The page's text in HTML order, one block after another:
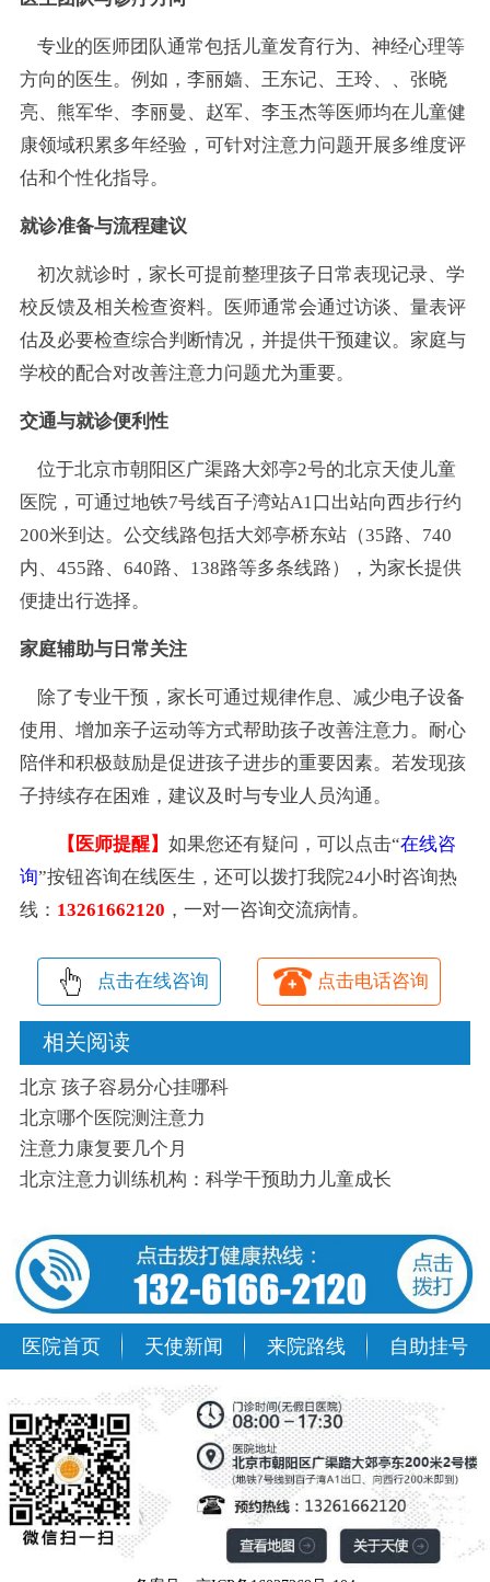
专业的医师团队通常包括儿童发育行为、神经心理等
方向的医生。例如，李丽嫱、王东记、王玲、、张晓
亮、熊军华、李丽曼、赵军、李玉杰等医师均在儿童健
康领域积累多年经验，可针对注意力问题开展多维度评
估和个性化指导。
就诊准备与流程建议
初次就诊时，家长可提前整理孩子日常表现记录、学
校反馈及相关检查资料。医师通常会通过访谈、量表评
估及必要检查综合判断情况，并提供干预建议。家庭与
学校的配合对改善注意力问题尤为重要。
交通与就诊便利性
位于北京市朝阳区广渠路大郊亭2号的北京天使儿童
医院，可通过地铁7号线百子湾站A1口出站向西步行约
200米到达。公交线路包括大郊亭桥东站（35路、740
内、455路、640路、138路等多条线路），为家长提供
便捷出行选择。
家庭辅助与日常关注
除了专业干预，家长可通过规律作息、减少电子设备
使用、增加亲子运动等方式帮助孩子改善注意力。耐心
陪伴和积极鼓励是促进孩子进步的重要因素。若发现孩
子持续存在困难，建议及时与专业人员沟通。
【医师提醒】 如果您还有疑问，可以点击“在线咨
询”按钮咨询在线医生，还可以拨打我院24小时咨询热
线： 13261662120 ，一对一咨询交流病情。
点击在线咨询 点击电话咨询
相关阅读
北京 孩子容易分心挂哪科
北京哪个医院测注意力
注意力康复要几个月
北京注意力训练机构：科学干预助力儿童成长
医院首页 天使新闻 来院路线 自助挂号